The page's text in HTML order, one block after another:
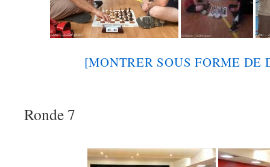
[MONTRER SOUS FORME
Ronde 7